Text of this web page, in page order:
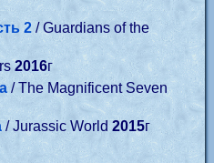
2 / Guardians of the
2016г
/ The Magnificent Seven
/ Jurassic World 2015г